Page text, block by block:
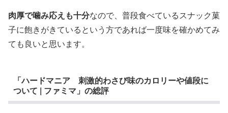
肉厚で噛み応えも十分なので、普段食べているスナック菓
子に飽きがきているという方であれば一度味を確かめてみ
ても良いと思います。
「ハードマニア 刺激的わさび味のカロリーや値段に
ついて | ファミマ」の総評